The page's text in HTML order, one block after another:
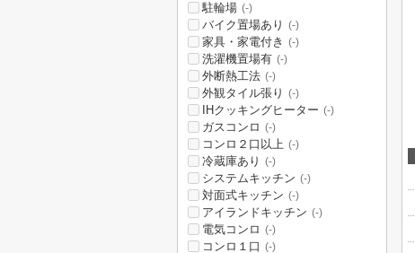
駐輪場 (-)
バイク置場あり (-)
家具・家電付き (-)
洗濯機置場有 (-)
外断熱工法 (-)
外観タイル張り (-)
IHクッキングヒーター (-)
ガスコンロ (-)
コンロ２口以上 (-)
冷蔵庫あり (-)
システムキッチン (-)
対面式キッチン (-)
アイランドキッチン (-)
電気コンロ (-)
コンロ１口 (-)